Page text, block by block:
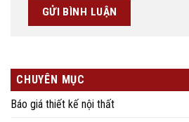
CHUYÊN MỤC
Báo giá thiết kế nội thất